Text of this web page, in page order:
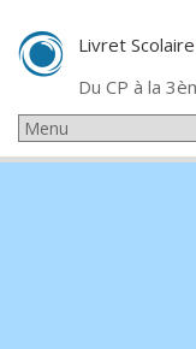
Livret Scolaire
Du CP à la